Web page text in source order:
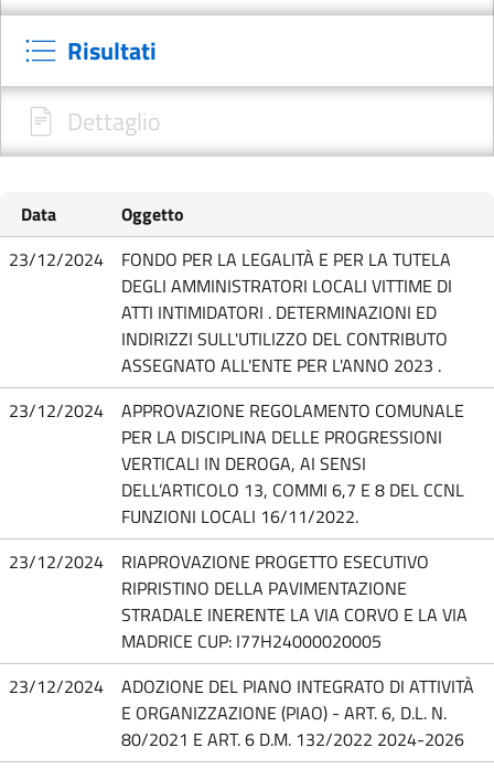
Risultati
Dettaglio
Data
Oggetto
23/12/2024
FONDO PER LA LEGALITÀ E PER LA TUTELA
DEGLI AMMINISTRATORI LOCALI VITTIME DI
ATTI INTIMIDATORI . DETERMINAZIONI ED
INDIRIZZI SULL'UTILIZZO DEL CONTRIBUTO
ASSEGNATO ALL'ENTE PER L'ANNO 2023 .
23/12/2024
APPROVAZIONE REGOLAMENTO COMUNALE
PER LA DISCIPLINA DELLE PROGRESSIONI
VERTICALI IN DEROGA, AI SENSI
DELL’ARTICOLO 13, COMMI 6,7 E 8 DEL CCNL
FUNZIONI LOCALI 16/11/2022.
23/12/2024
RIAPROVAZIONE PROGETTO ESECUTIVO
RIPRISTINO DELLA PAVIMENTAZIONE
STRADALE INERENTE LA VIA CORVO E LA VIA
MADRICE CUP: I77H24000020005
23/12/2024
ADOZIONE DEL PIANO INTEGRATO DI ATTIVITÀ
E ORGANIZZAZIONE (PIAO) - ART. 6, D.L. N.
80/2021 E ART. 6 D.M. 132/2022 2024-2026